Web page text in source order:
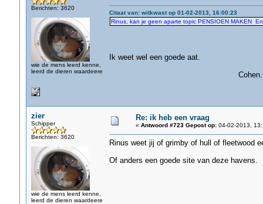
Berichten: 3620
wie de mens leerd kenne,
leerd de dieren waardeere
Citaat van: witkwast op 01-02-2013, 16:00:23
Rinus, kan je geen aparte topic PENSIOEN MAKEN
Ik weet wel een goede aat.
Cohen.
zier
Schipper
Berichten: 3620
wie de mens leerd kenne,
leerd de dieren waardeere
Re: ik heb een vraag
« Antwoord #723 Gepost op:04-02-2013,
Rinus weet jij of grimby of hull of fleetwood
Of anders een goede site van deze havens.